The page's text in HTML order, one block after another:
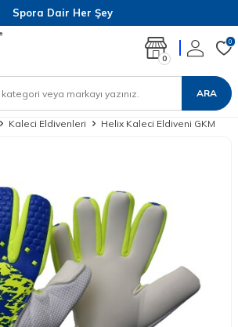
Spora Dair Her Şey
ARA
0
0
Kaleci Eldivenleri Helix Kaleci Eldiveni GKM